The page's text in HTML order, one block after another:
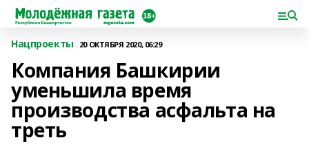
Нацпроекты 20 ОКТЯБРЯ 2020, 06:29
Компания Башкирии
уменьшила время
производства асфальта на
треть